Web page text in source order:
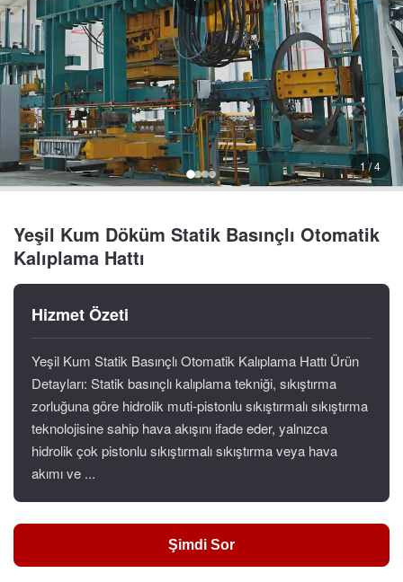
1 / 4
Yeşil Kum Döküm Statik Basınçlı Otomatik
Kalıplama Hattı
Hizmet Özeti
Yeşil Kum Statik Basınçlı Otomatik Kalıplama Hattı Ürün
Detayları: Statik basınçlı kalıplama tekniği, sıkıştırma
zorluğuna göre hidrolik muti-pistonlu sıkıştırmalı sıkıştırma
teknolojisine sahip hava akışını ifade eder, yalnızca
hidrolik çok pistonlu sıkıştırmalı sıkıştırma veya hava
akımı ve ...
Şimdi Sor